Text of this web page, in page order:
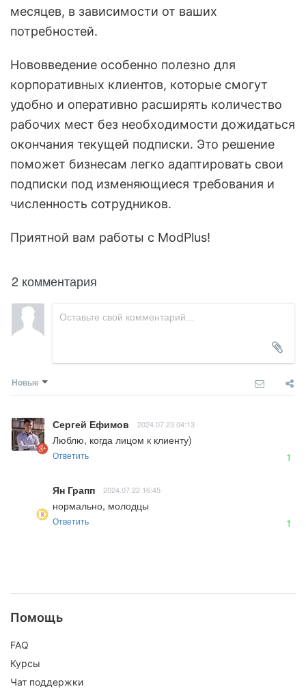
месяцев, в зависимости от ваших
потребностей.
Нововведение особенно полезно для
корпоративных клиентов, которые смогут
удобно и оперативно расширять количество
рабочих мест без необходимости дожидаться
окончания текущей подписки. Это решение
поможет бизнесам легко адаптировать свои
подписки под изменяющиеся требования и
численность сотрудников.
Приятной вам работы с ModPlus!
2 комментария
Новые
Сергей Ефимов 2024.07.23 04:13
Люблю, когда лицом к клиенту)
Ответить 1
Ян Грапп 2024.07.22 16:45
нормально, молодцы
Ответить 1
Помощь
FAQ
Курсы
Чат поддержки